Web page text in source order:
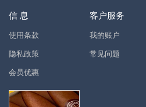
信 息
使用条款
隐私政策
会员优惠
客户服务
我的账户
常见问题